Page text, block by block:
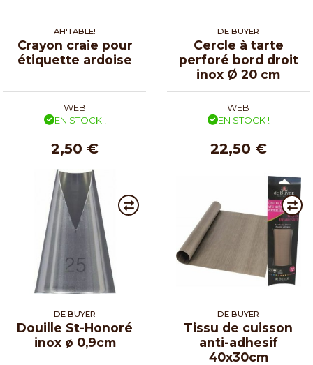
AH'TABLE!
Crayon craie pour
étiquette ardoise
WEB
EN STOCK !
2,50 €
DE BUYER
Cercle à tarte
perforé bord droit
inox Ø 20 cm
WEB
EN STOCK !
22,50 €
DE BUYER
Douille St-Honoré
inox ø 0,9cm
DE BUYER
Tissu de cuisson
anti-adhesif
40x30cm